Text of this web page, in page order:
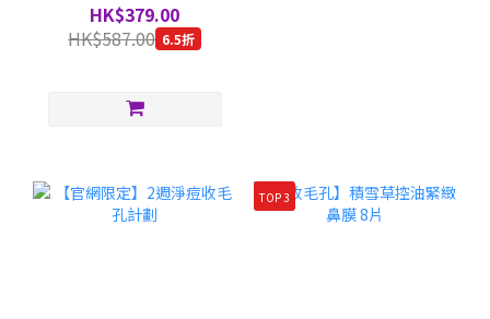
HK$379.00
HK$587.00 6.5折
TOP 3